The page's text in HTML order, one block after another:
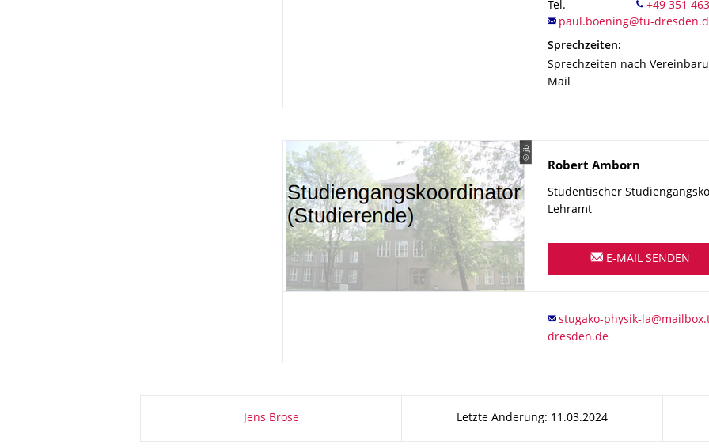
Tel.
Sprechzeiten:
Sprechzeiten nach
Mail
© jb
Name
Robert Amborn
Studentischer
Lehramt
E-MAIL SENDEN
Jens Brose Letzte Änderung: 11.03.2024